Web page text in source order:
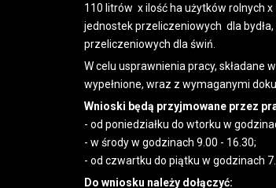
110 litrów x ilość ha użytków rolnych
jednostek przeliczeniowych dla
przeliczeniowych dla świń.
W celu usprawnienia pracy,
wypełnione, wraz z wymaganymi
Wnioski będą przyjmowane przez
- od poniedziałku do wtorku w
- w środy w godzinach 9.00 - 16.30;
- od czwartku do piątku w godzinach
Do wniosku należy dołączyć: